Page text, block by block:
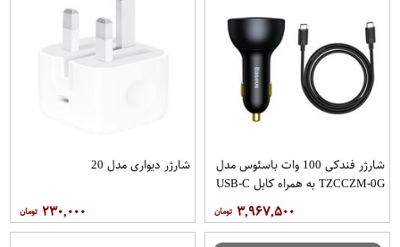
شارژر فندکی 100 وات باسئوس مدل
TZCCZM-0G به همراه کابل USB-C
۳,۹۶۷,۵۰۰
شارژر دیواری مدل 20
۲۳۰,۰۰۰